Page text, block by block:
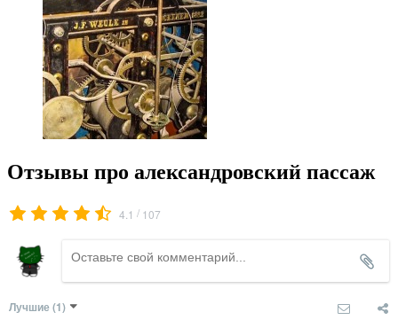
Отзывы про александровский пассаж
4.1 / 107
Лучшие (1)